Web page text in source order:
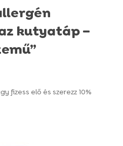
kutyatáp –
fizess elő és szerezz 10%